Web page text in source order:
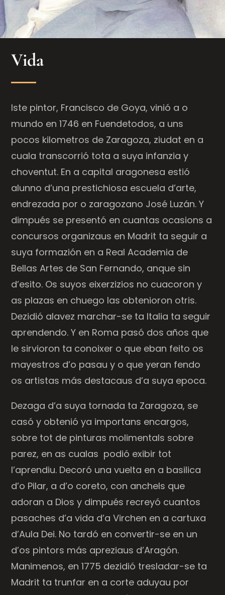
Vida
Iste pintor, Francisco de Goya, vinió a o
mundo en 1746 en Fuendetodos, a uns
pocos kilometros de Zaragoza, ziudat en a
cuala transcorrió tota a suya infanzia y
choventut. En a capital aragonesa estió
alunno d’una prestichiosa escuela d’arte,
endrezada por o zaragozano José Luzán. Y
dimpués se presentó en cuantas ocasions a
concursos organizaus en Madrit ta seguir a
suya formazión en a Real Academia de
Bellas Artes de San Fernando, anque sin
d’esito. Os suyos eixerzizios no cuacoron y
as plazas en chuego las obtenioron otris.
Dezidió alavez marchar-se ta Italia ta seguir
aprendendo. Y en Roma pasó dos años que
le sirvioron ta conoixer o que eban feito os
mayestros d’o pasau y o que yeran fendo
os artistas más destacaus d’a suya epoca.
Dezaga d’a suya tornada ta Zaragoza, se
casó y obtenió ya importans encargos,
sobre tot de pinturas molimentals sobre
parez, en as cualas podió exibir tot
l’aprendiu. Decoró una vuelta en a basilica
d’o Pilar, a d’o coreto, con anchels que
adoran a Dios y dimpués recreyó cuantos
pasaches d’a vida d’a Virchen en a cartuxa
d’Aula Dei. No tardó en convertir-se en un
d’os pintors más apreziaus d’Aragón.
Manimenos, en 1775 dezidió tresladar-se ta
Madrit ta trunfar en a corte aduyau por